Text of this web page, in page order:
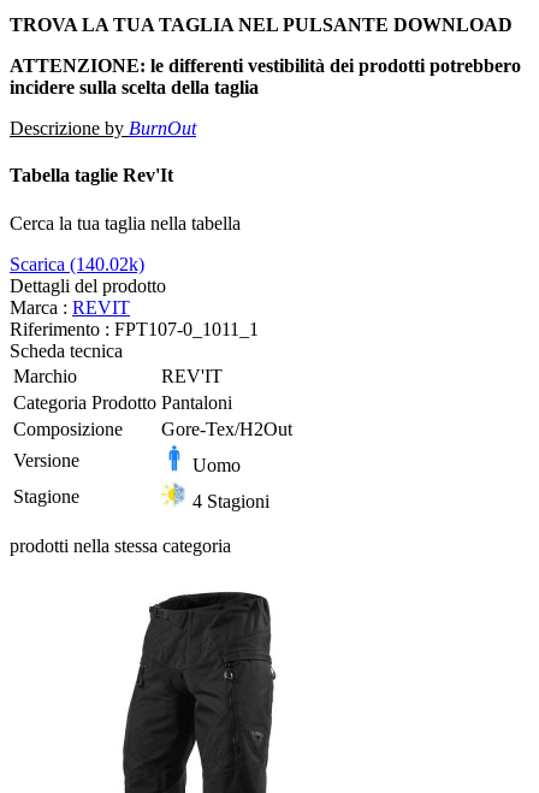
TROVA LA TUA TAGLIA NEL PULSANTE DOWNLOAD
ATTENZIONE: le differenti vestibilità dei prodotti potrebbero
incidere sulla scelta della taglia
Descrizione by BurnOut
Tabella taglie Rev'It
Cerca la tua taglia nella tabella
Scarica (140.02k)
Dettagli del prodotto
Marca : REVIT
Riferimento : FPT107-0_1011_1
Scheda tecnica
Marchio
REV'IT
Categoria Prodotto Pantaloni
Composizione
Gore-Tex/H2Out
Versione
Uomo
Stagione
4 Stagioni
prodotti nella stessa categoria